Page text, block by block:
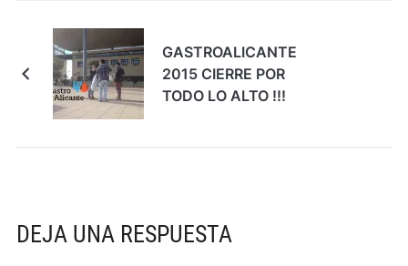
GASTROALICANTE
2015 CIERRE POR
TODO LO ALTO !!!
DEJA UNA RESPUESTA